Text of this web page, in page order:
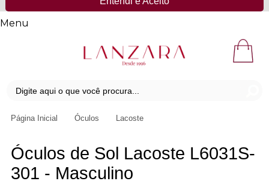
Menu
Página Inicial Óculos Lacoste
Óculos de Sol Lacoste L6031S-
301 - Masculino